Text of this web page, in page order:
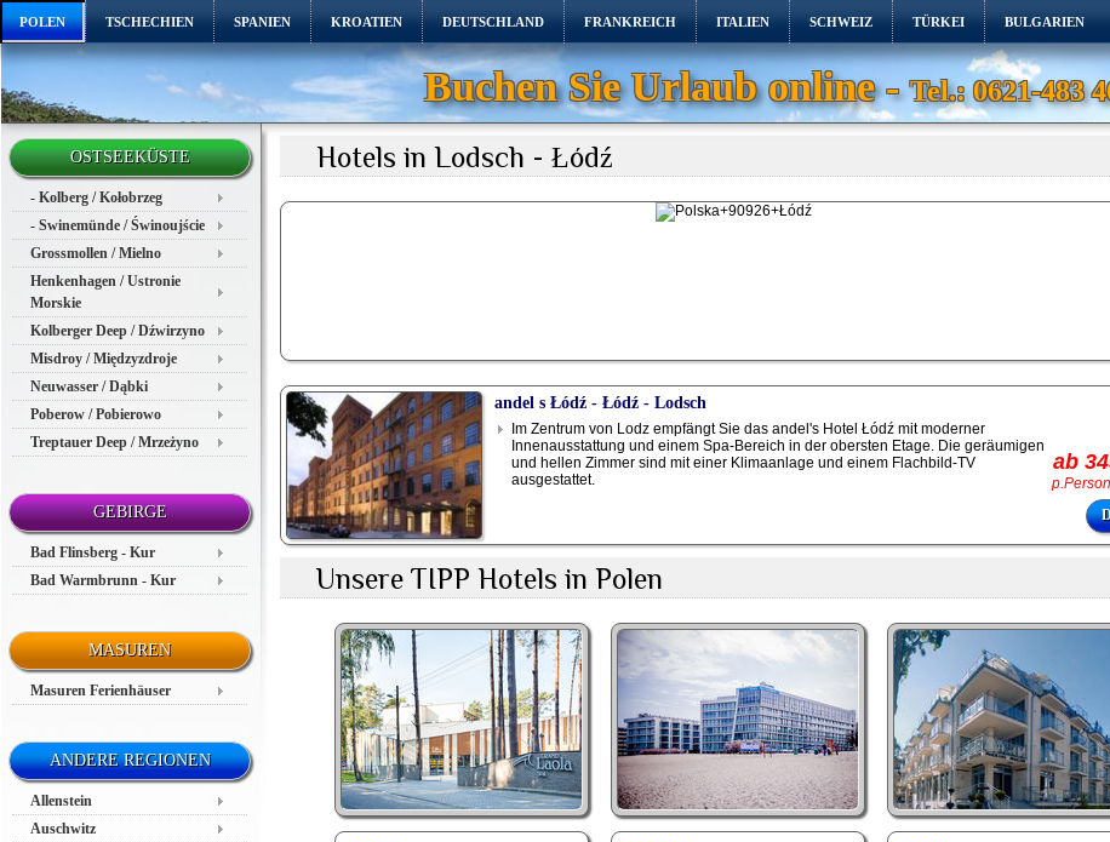
POLEN TSCHECHIEN SPANIEN KROATIEN DEUTSCHLAND FRANKREICH ITALIEN SCHWEIZ TÜRKEI BULGARIEN
Buchen Sie Urlaub online -Tel.: 0621-483
OSTSEEKÜSTE
- Kolberg / Kołobrzeg
- Swinemünde / Świnoujście
Grossmollen / Mielno
Henkenhagen / Ustronie
Morskie
Kolberger Deep / Dźwirzyno
Misdroy / Międzyzdroje
Neuwasser / Dąbki
Poberow / Pobierowo
Treptauer Deep / Mrzeżyno
GEBIRGE
Bad Flinsberg - Kur
Bad Warmbrunn - Kur
MASUREN
Masuren Ferienhäuser
ANDERE REGIONEN
Allenstein
Auschwitz
Hotels in Lodsch - Łódź
andel s Łódź - Łódź - Lodsch
Im Zentrum von Lodz empfängt Sie das andel's Hotel Łódź mit moderner
Innenausstattung und einem Spa-Bereich in der obersten Etage. Die geräumigen
und hellen Zimmer sind mit einer Klimaanlage und einem Flachbild-TV
ausgestattet.
ab
Unsere TIPP Hotels in Polen